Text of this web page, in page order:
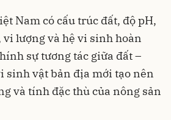
Nam có cấu trúc đất, độ pH,
vi lượng và hệ vi sinh hoàn
sự tương tác giữa đất –
sinh vật bản địa mới tạo nên
và tính đặc thù của nông sản